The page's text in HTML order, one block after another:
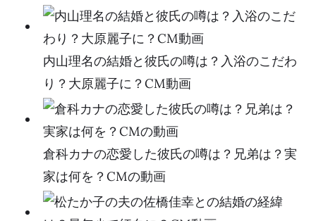
内山理名の結婚と彼氏の噂は？入浴のこだわ
り？大原麗子に？CM動画
倉科カナの恋愛した彼氏の噂は？兄弟は？実
家は何を？CMの動画